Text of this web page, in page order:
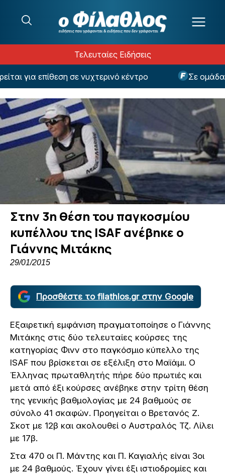
Τελευταίες Ειδήσεις
για επίθεση σε νυχτερινό κέντρο Σε ομάδα
Στην 3η θέση του παγκοσμίου
κυπέλλου της ISAF ανέβηκε ο
Γιάννης Μιτάκης
29/01/2015
Προσθέστε το filathlos.gr στην Google
Εξαιρετική εμφάνιση πραγματοποίησε ο Γιάννης
Μιτάκης στις δύο τελευταίες κούρσες της
κατηγορίας Φινν στο παγκόσμιο κύπελλο της
ISAF που βρίσκεται σε εξέλιξη στο Μαϊάμι. Ο
Έλληνας πρωταθλητής πήρε δύο πρωτιές και
μετά από έξι κούρσες ανέβηκε στην τρίτη θέση
της γενικής βαθμολογίας με 24 βαθμούς σε
σύνολο 41 σκαφών. Προηγείται ο Βρετανός Ζ.
Σκοτ με 12β και ακολουθεί ο Αυστραλός Τζ. Λίλει
με 17β.
Στα 470 οι Π. Μάντης και Π. Καγιαλής είναι 3οι
με 24 βαθμούς. Έχουν γίνει έξι ιστιοδρομίες και